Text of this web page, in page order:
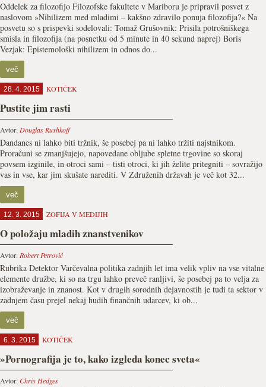
Oddelek za filozofijo Filozofske fakultete v Mariboru je pripravil posvet z
naslovom »Nihilizem med mladimi – kakšno zdravilo ponuja filozofija?« Na
posvetu so s prispevki sodelovali: Tomaž Grušovnik: Prisila potrošniškega
smisla in filozofija (na posnetku od 5 minute in 40 sekund naprej) Boris
Vezjak: Epistemološki nihilizem in odnos do...
več
28. 4. 2015 KOTIČEK
Pustite jim rasti
Avtor: Douglas Rushkoff
Dandanes ni lahko biti tržnik, še posebej pa ni lahko tržiti najstnikom.
Proračuni se zmanjšujejo, napovedane obljube spletne trgovine so skoraj
povsem izginile, in otroci sami – tisti otroci, ki jih želite pritegniti – sovražijo
vas in vse, kar jim skušate narediti. V Združenih državah je več kot 32...
več
12. 3. 2015 ZOFIJA V MEDIJIH
O položaju mladih znanstvenikov
Avtor: Robert Petrovič
Rubrika Detektor Varčevalna politika zadnjih let ima velik vpliv na vse vitalne
elemente družbe, ki so na trgu lahko preveč ranljivi, še posebej pa to velja za
izobraževanje in znanost. Kot v drugih sorodnih dejavnostih je tudi ta sektor v
zadnjem času prejel nekaj hudih finančnih udarcev, ki ob...
več
6. 3. 2015 KOTIČEK
»Pornografija je to, kako izgleda konec sveta«
Avtor:Chris Hedges